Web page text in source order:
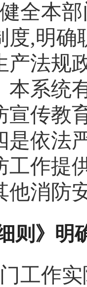
全本
度,明确
产法规
本系统
宣传教
是依法
工作提
他消防
则》明
工作